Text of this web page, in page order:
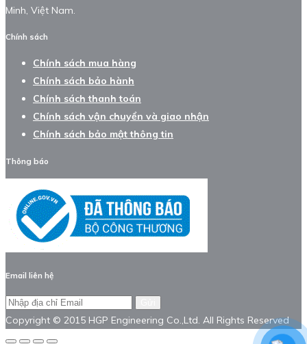
Minh, Việt Nam.
Chính sách
Chính sách mua hàng
Chính sách bảo hành
Chính sách thanh toán
Chính sách vận chuyển và giao nhận
Chính sách bảo mật thông tin
Thông báo
Email liên hệ
Copyright © 2015 HGP Engineering Co.,Ltd. All Rights Reserved